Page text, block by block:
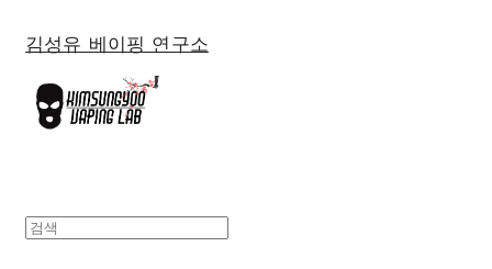
김성유 베이핑 연구소